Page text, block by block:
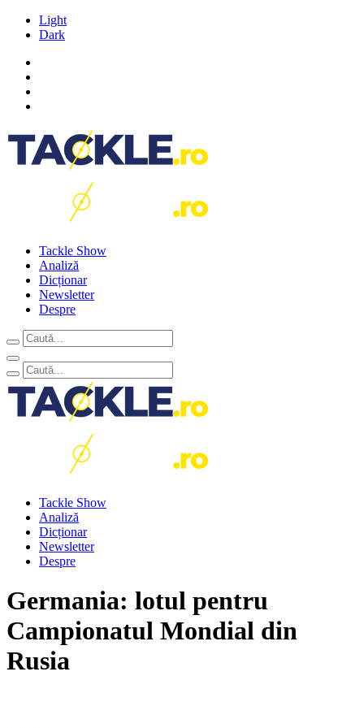
Light
Dark
Tackle Show
Analiză
Dicționar
Newsletter
Despre
Tackle Show
Analiză
Dicționar
Newsletter
Despre
Germania: lotul pentru
Campionatul Mondial din
Rusia